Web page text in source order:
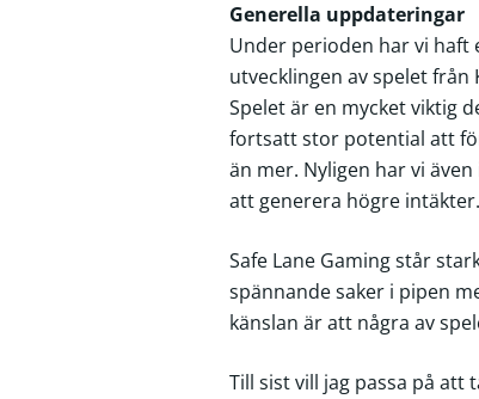
Generella uppdateringar
Under perioden har vi haft
utvecklingen av spelet
Spelet är en mycket viktig
fortsatt stor potential att
än mer. Nyligen har vi
att generera högre
Safe Lane Gaming står
spännande saker i pipen
känslan är att några av
Till sist vill jag passa på att